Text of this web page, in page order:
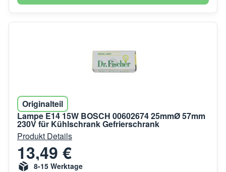
Originalteil
Lampe E14 15W BOSCH 00602674 25mmØ 57mm
230V für Kühlschrank Gefrierschrank
Produkt Details
13,49 €
8-15 Werktage